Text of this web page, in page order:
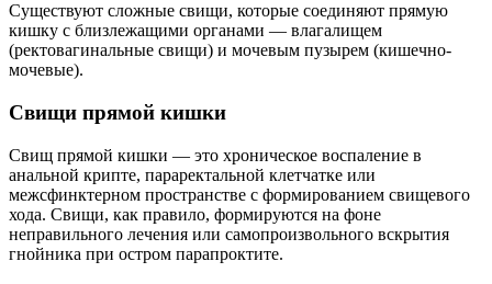
Существуют сложные свищи, которые соединяют прямую
кишку с близлежащими органами — влагалищем
(ректовагинальные свищи) и мочевым пузырем (кишечно-
мочевые).
Свищи прямой кишки
Свищ прямой кишки — это хроническое воспаление в
анальной крипте, параректальной клетчатке или
межсфинктерном пространстве с формированием свищевого
хода. Свищи, как правило, формируются на фоне
неправильного лечения или самопроизвольного вскрытия
гнойника при остром парапроктите.